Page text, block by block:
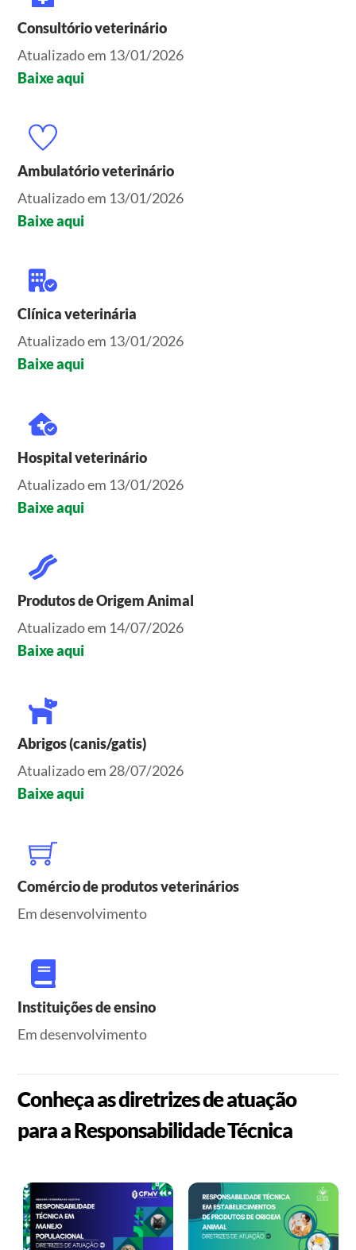
Consultório veterinário
Atualizado em 13/01/2026
Baixe aqui
Ambulatório veterinário
Atualizado em 13/01/2026
Baixe aqui
Clínica veterinária
Atualizado em 13/01/2026
Baixe aqui
Hospital veterinário
Atualizado em 13/01/2026
Baixe aqui
Produtos de Origem Animal
Atualizado em 14/07/2026
Baixe aqui
Abrigos (canis/gatis)
Atualizado em 28/07/2026
Baixe aqui
Comércio de produtos veterinários
Em desenvolvimento
Instituições de ensino
Em desenvolvimento
Conheça as diretrizes de atuação
para a Responsabilidade Técnica